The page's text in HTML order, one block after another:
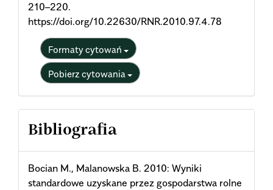
210–220.
https://doi.org/10.22630/RNR.2010.97.4.78
Formaty cytowań
Pobierz cytowania
Bibliografia
Bocian M., Malanowska B. 2010: Wyniki
standardowe uzyskane przez gospodarstwa rolne